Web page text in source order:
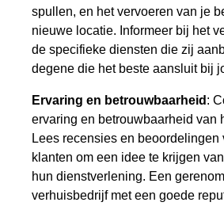
spullen, en het vervoeren van je
nieuwe locatie. Informeer bij het
de specifieke diensten die zij
degene die het beste aansluit bij
Ervaring en betrouwbaarheid :
ervaring en betrouwbaarheid van
Lees recensies en beoordelingen
klanten om een idee te krijgen
hun dienstverlening. Een
verhuisbedrijf met een goede